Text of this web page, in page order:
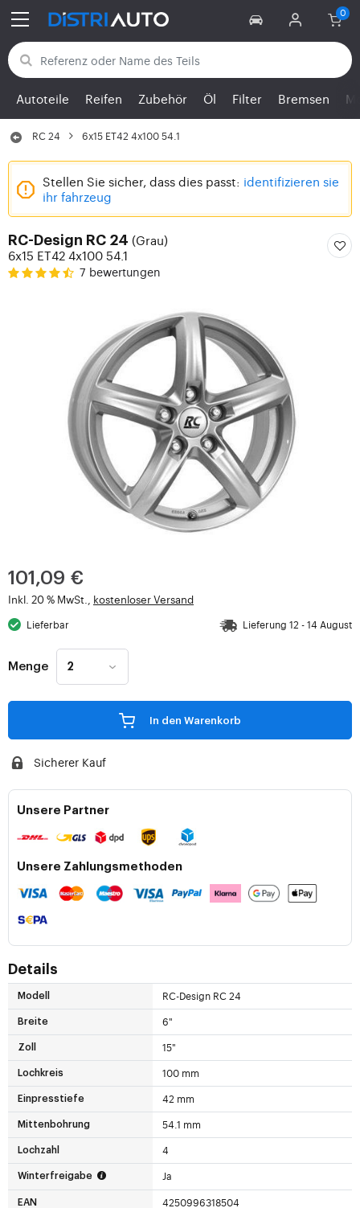
Zurück zu den Kategorien
Autoteile Reifen Zubehör Öl Filter Bremsen
RC 24 6x15 ET42 4x100 54.1
Stellen Sie sicher, dass dies passt: identifizieren sie
ihr fahrzeug
RC-Design RC 24 (Grau)
6x15 ET42 4x100 54.1
7 bewertungen
101,09 €
Inkl. 20 % MwSt., kostenloser Versand
Lieferbar Lieferung 12 - 14 August
Menge
In den Warenkorb
Sicherer Kauf
Unsere Partner
Unsere Zahlungsmethoden
Details
Modell RC-Design RC 24
Breite 6"
Zoll 15"
Lochkreis 100 mm
Einpresstiefe 42 mm
Mittenbohrung 54.1 mm
Lochzahl 4
Winterfreigabe Ja
EAN 4250996318504